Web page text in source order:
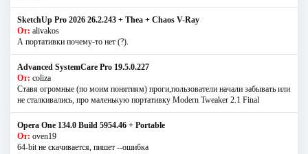
SketchUp Pro 2026 26.2.243 + Thea + Chaos V-Ray
От: alivakos
А портативки почему-то нет (?).
Advanced SystemCare Pro 19.5.0.227
От: coliza
Ставя огромные (по моим понятиям) проги,пользователи начали забывать или
не сталкивались, про маленькую портативку Modern Tweaker 2.1 Final
Opera One 134.0 Build 5954.46 + Portable
От: oven19
64-bit не скачивается, пишет --ошибка